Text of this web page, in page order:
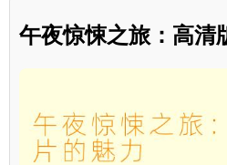
午夜惊悚之旅：高清